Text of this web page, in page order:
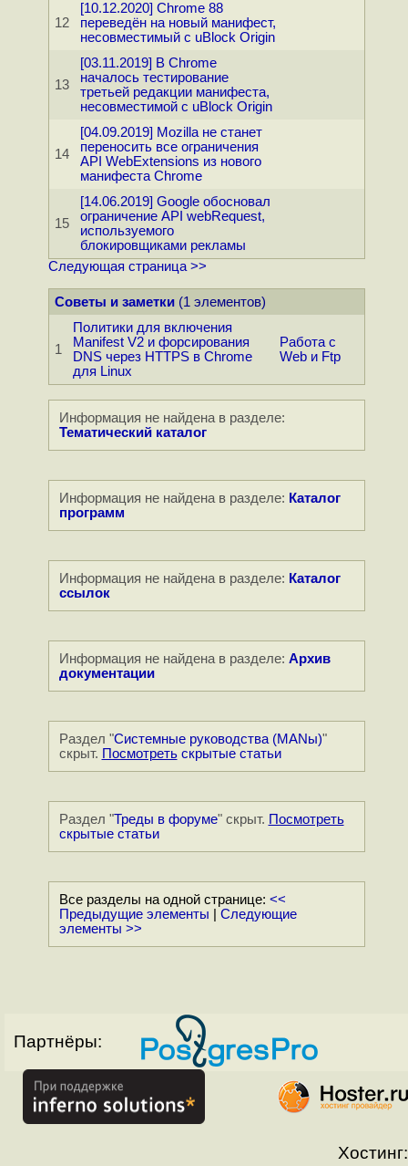
12
[10.12.2020] Chrome 88
переведён на новый манифест,
несовместимый с uBlock Origin
13
[03.11.2019] В Chrome
началось тестирование
третьей редакции манифеста,
несовместимой с uBlock Origin
14
[04.09.2019] Mozilla не станет
переносить все ограничения
API WebExtensions из нового
манифеста Chrome
15
[14.06.2019] Google обосновал
ограничение API webRequest,
используемого
блокировщиками рекламы
Следующая страница >>
Советы и заметки(1 элементов)
1
Политики для включения
Manifest V2 и форсирования
DNS через HTTPS в Chrome
для Linux
Работа с
Web и Ftp
Информация не найдена в разделе:
Тематический каталог
Информация не найдена в разделе: Каталог
программ
Информация не найдена в разделе: Каталог
ссылок
Информация не найдена в разделе: Архив
документации
Раздел "Системные руководства (MANы)"
скрыт. Посмотретьскрытые статьи
Раздел "Треды в форуме" скрыт. Посмотреть
скрытые статьи
Все разделы на одной странице: <<
Предыдущие элементы
Следующие
элементы >>
Партнёры:
Хостинг: